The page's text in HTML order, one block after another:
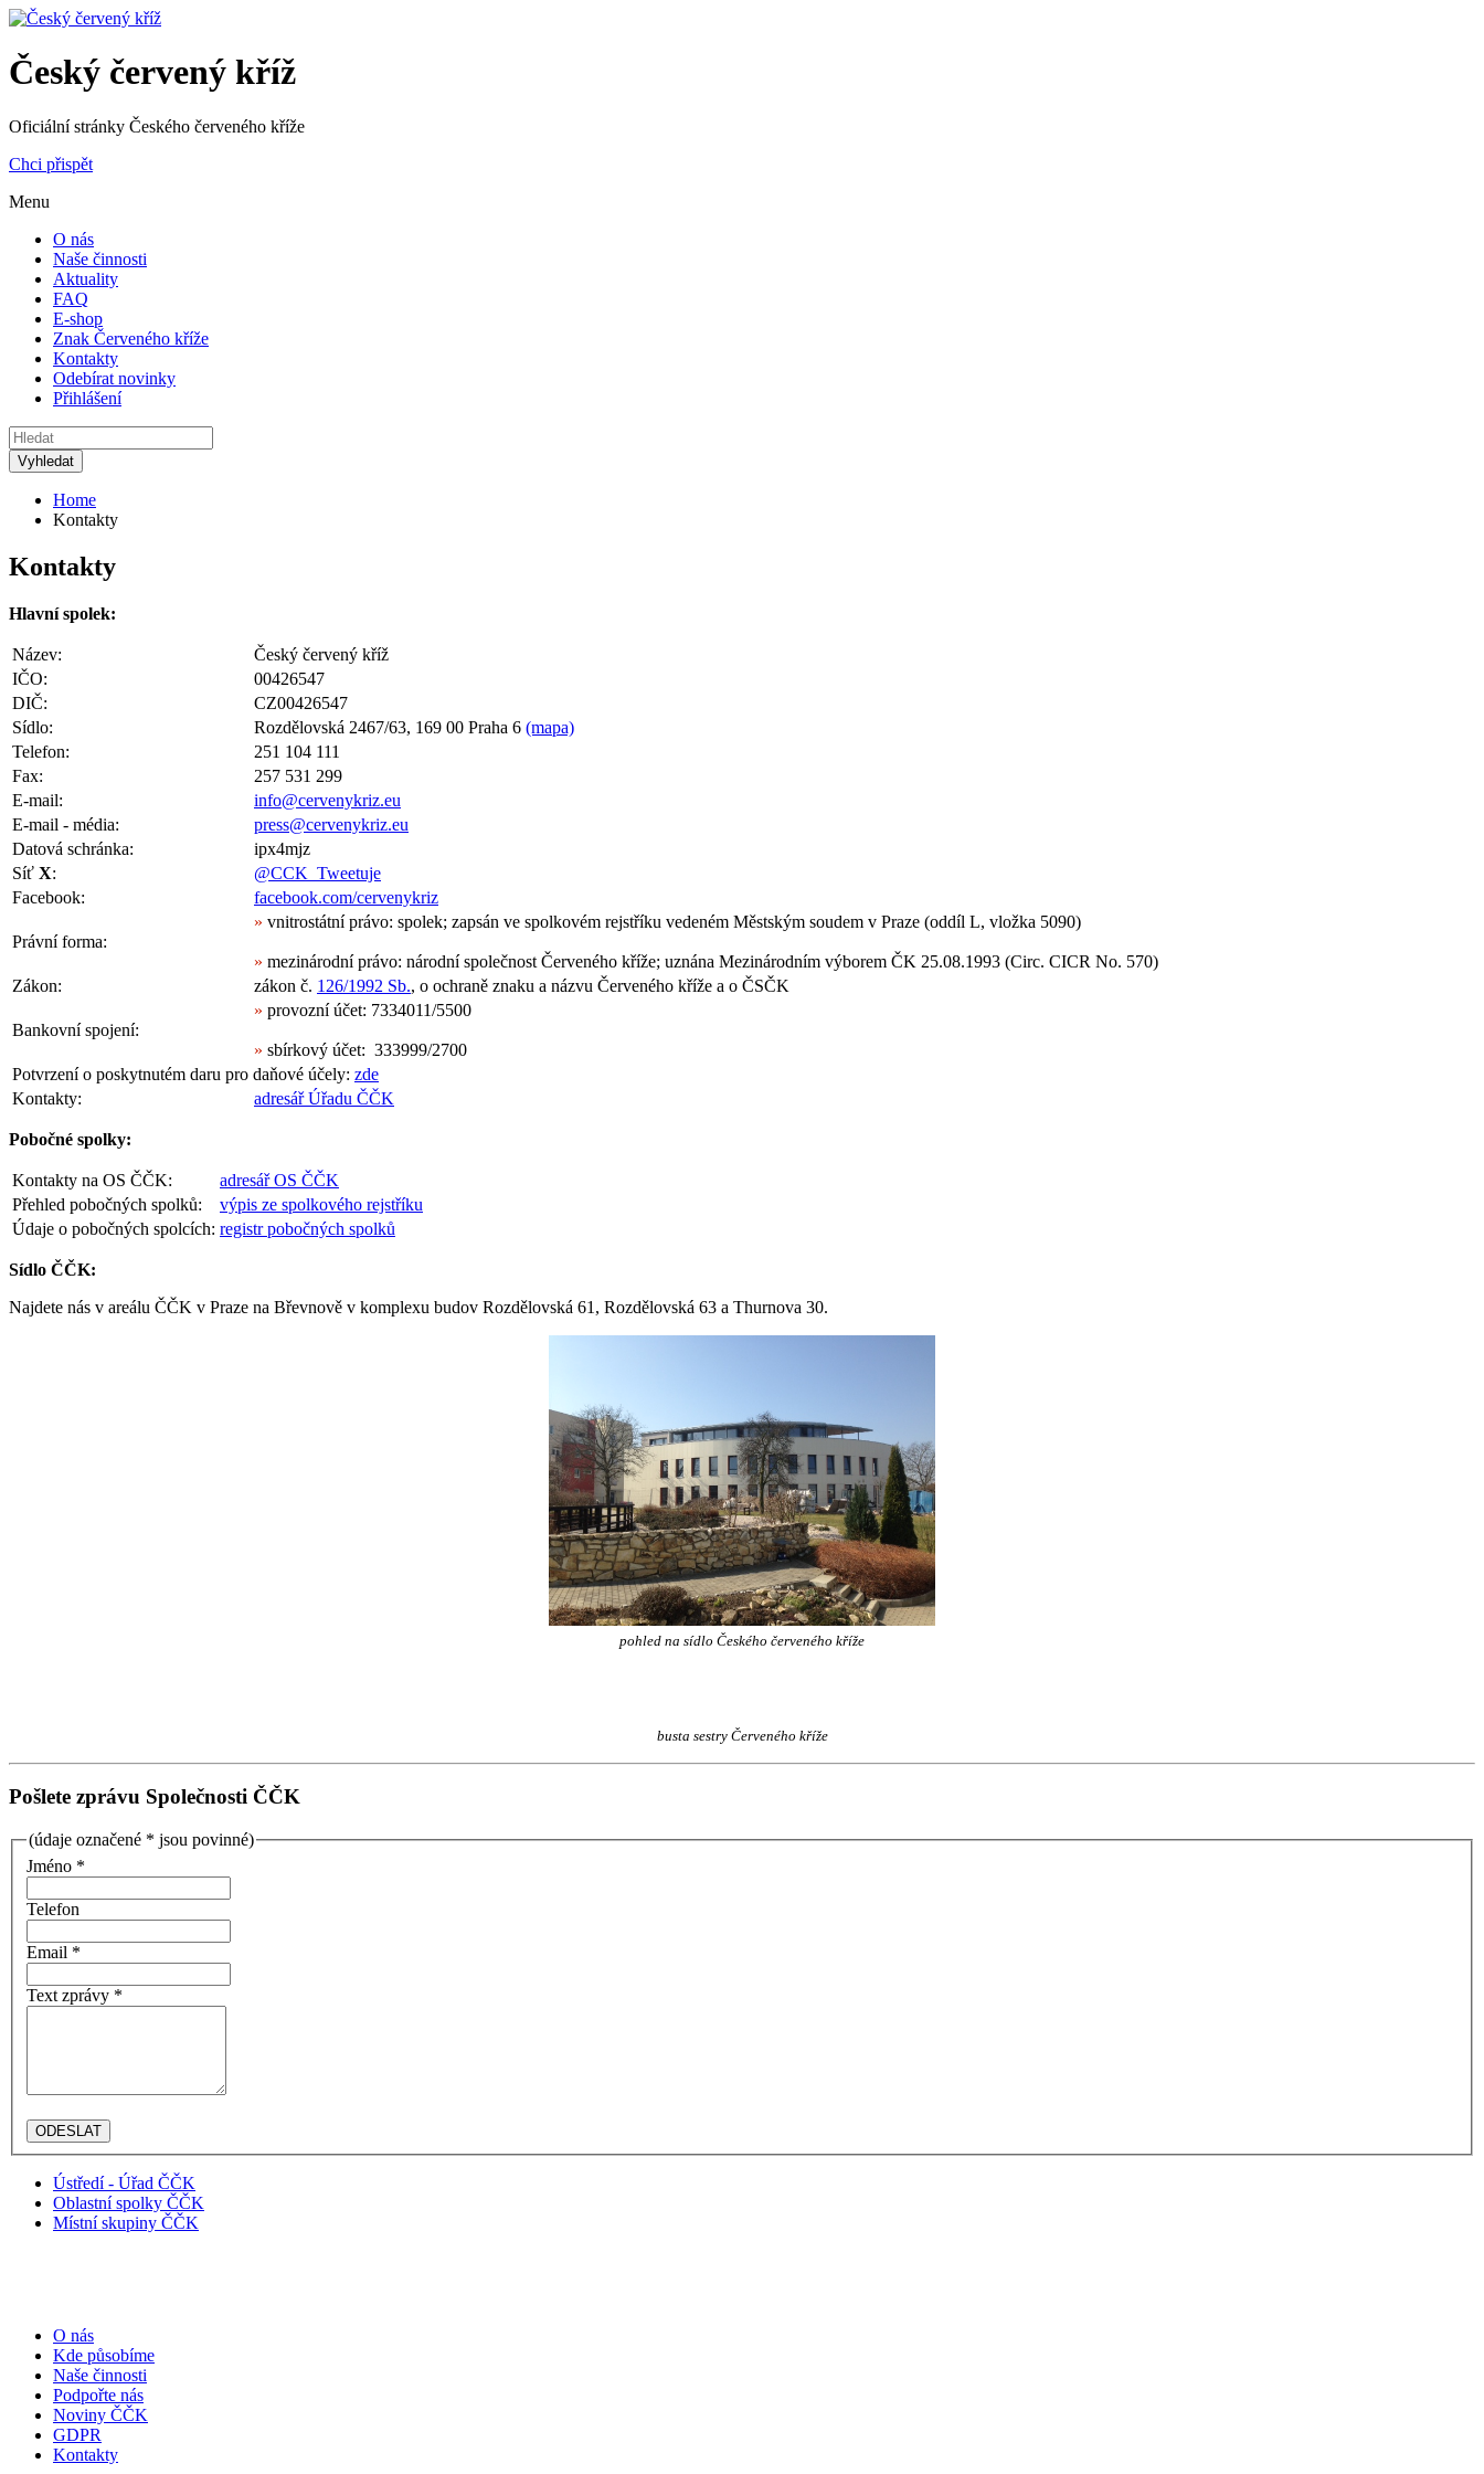
Český červený kříž
Oficiální stránky Českého červeného kříže
Chci přispět
Menu
O nás
Naše činnosti
Aktuality
FAQ
E-shop
Znak Červeného kříže
Kontakty
Odebírat novinky
Přihlášení
Home
Kontakty
Kontakty
Hlavní spolek:
Název:
Český červený kříž
IČO:
00426547
DIČ:
CZ00426547
Sídlo:
Rozdělovská 2467/63, 169 00 Praha 6 (mapa)
Telefon:
251 104 111
Fax:
257 531 299
E-mail:
info@cervenykriz.eu
E-mail - média:
press@cervenykriz.eu
Datová schránka:
ipx4mjz
Síť X:
@CCK_Tweetuje
Facebook:
facebook.com/cervenykriz
Právní forma:
» vnitrostátní právo: spolek; zapsán ve spolkovém rejstříku vedeném Městským soudem v Praze (oddíl L, vložka 5090)
» mezinárodní právo: národní společnost Červeného kříže; uznána Mezinárodním výborem ČK 25.08.1993 (Circ. CICR No. 570)
Zákon:
zákon č. 126/1992 Sb., o ochraně znaku a názvu Červeného kříže a o ČSČK
Bankovní spojení:
» provozní účet: 7334011/5500
» sbírkový účet: 333999/2700
Potvrzení o poskytnutém daru pro daňové účely: zde
Kontakty:
adresář Úřadu ČČK
Pobočné spolky:
Kontakty na OS ČČK:
adresář OS ČČK
Přehled pobočných spolků:
výpis ze spolkového rejstříku
Údaje o pobočných spolcích: registr pobočných spolků
Sídlo ČČK:
Najdete nás v areálu ČČK v Praze na Břevnově v komplexu budov Rozdělovská 61, Rozdělovská 63 a Thurnova 30.
pohled na sídlo Českého červeného kříže
busta sestry Červeného kříže
Pošlete zprávu Společnosti ČČK
(údaje označené * jsou povinné)
Jméno *
Telefon
Email *
Text zprávy *
Ústředí - Úřad ČČK
Oblastní spolky ČČK
Místní skupiny ČČK
O nás
Kde působíme
Naše činnosti
Podpořte nás
Noviny ČČK
GDPR
Kontakty